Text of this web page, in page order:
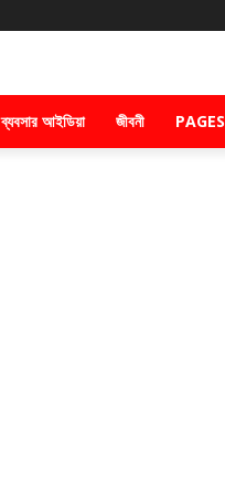
ব্যবসার আইডিয়া জীবনী PAGES